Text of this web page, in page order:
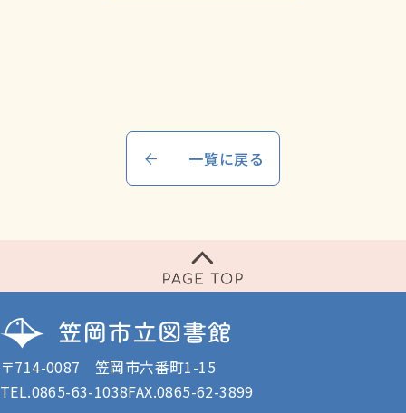
一覧に戻る
〒714-0087 笠岡市六番町1-15
TEL.0865-63-1038FAX.0865-62-3899